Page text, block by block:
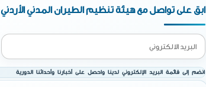
ابق على تواصل مع هيئة تنظيم الطيران المدني الأردني
انضم إلى قائمة البريد الإلكتروني لدينا واحصل على أخبارنا وأحداثنا الدورية